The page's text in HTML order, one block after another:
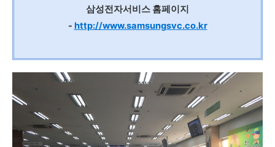
삼성전자서비스 홈페이지
- http://www.samsungsvc.co.kr